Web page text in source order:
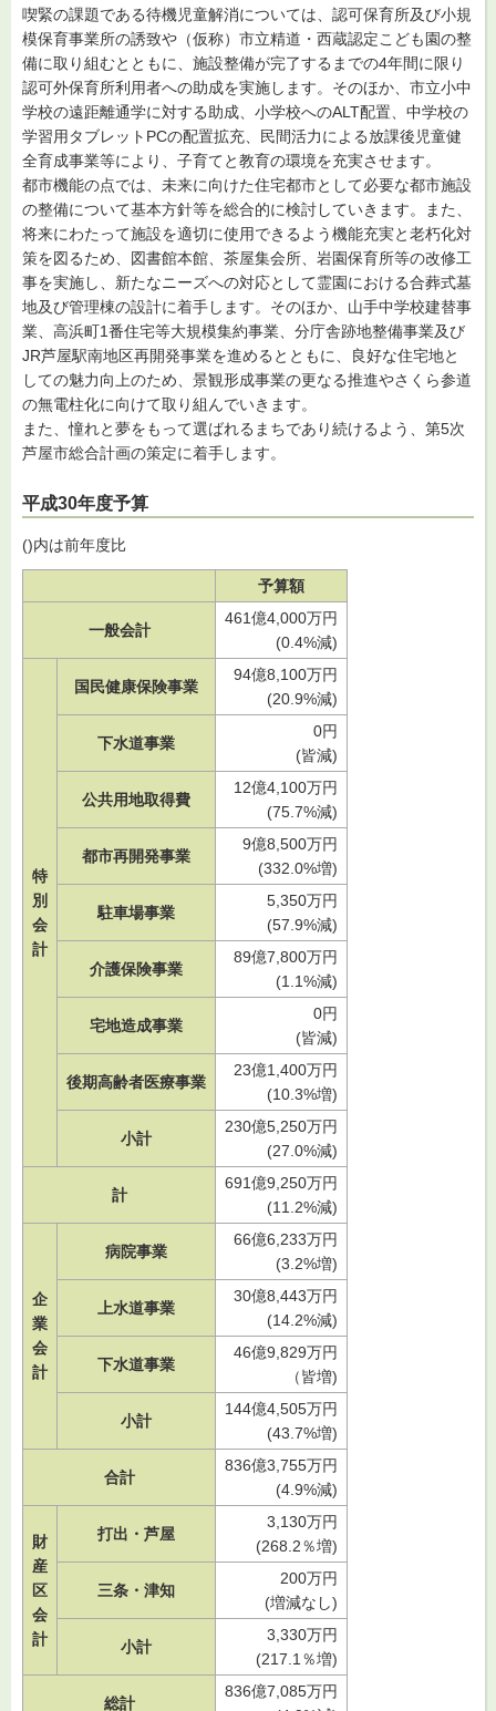
喫緊の課題である待機児童解消については、認可保育所及び小規
模保育事業所の誘致や（仮称）市立精道・西蔵認定こども園の整
備に取り組むとともに、施設整備が完了するまでの4年間に限り
認可外保育所利用者への助成を実施します。そのほか、市立小中
学校の遠距離通学に対する助成、小学校へのALT配置、中学校の
学習用タブレットPCの配置拡充、民間活力による放課後児童健
全育成事業等により、子育てと教育の環境を充実させます。
都市機能の点では、未来に向けた住宅都市として必要な都市施設
の整備について基本方針等を総合的に検討していきます。また、
将来にわたって施設を適切に使用できるよう機能充実と老朽化対
策を図るため、図書館本館、茶屋集会所、岩園保育所等の改修工
事を実施し、新たなニーズへの対応として霊園における合葬式墓
地及び管理棟の設計に着手します。そのほか、山手中学校建替事
業、高浜町1番住宅等大規模集約事業、分庁舎跡地整備事業及び
JR芦屋駅南地区再開発事業を進めるとともに、良好な住宅地と
しての魅力向上のため、景観形成事業の更なる推進やさくら参道
の無電柱化に向けて取り組んでいきます。
また、憧れと夢をもって選ばれるまちであり続けるよう、第5次
芦屋市総合計画の策定に着手します。
平成30年度予算
()内は前年度比
予算額
一般会計
461億4,000万円
(0.4%減)
特
別
会
計
国民健康保険事業
94億8,100万円
(20.9%減)
下水道事業
0円
(皆減)
公共用地取得費
12億4,100万円
(75.7%減)
都市再開発事業
9億8,500万円
(332.0%増)
駐車場事業
5,350万円
(57.9%減)
介護保険事業
89億7,800万円
(1.1%減)
宅地造成事業
0円
(皆減)
後期高齢者医療事業
23億1,400万円
(10.3%増)
小計
230億5,250万円
(27.0%減)
計
691億9,250万円
(11.2%減)
企
業
会
計
病院事業
66億6,233万円
(3.2%増)
上水道事業
30億8,443万円
(14.2%減)
下水道事業
46億9,829万円
（皆増)
小計
144億4,505万円
(43.7%増)
合計
836億3,755万円
(4.9%減)
財
産
区
会
計
打出・芦屋
3,130万円
(268.2％増)
三条・津知
200万円
(増減なし)
小計
3,330万円
(217.1％増)
総計
836億7,085万円